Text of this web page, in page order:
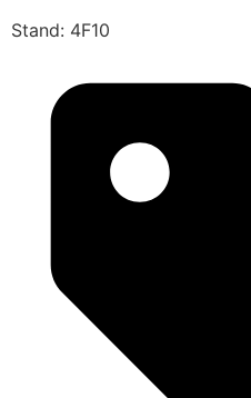
Stand: 4F10